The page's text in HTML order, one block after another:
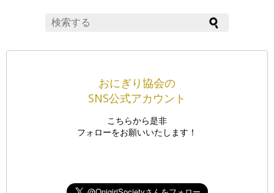
おにぎり協会の
SNS公式アカウント
こちらから是非
フォローをお願いいたします！